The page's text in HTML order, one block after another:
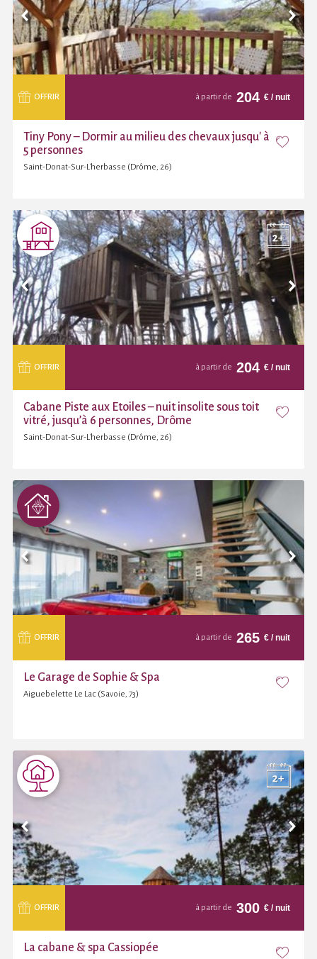
OFFRIR à partir de 204 € / nuit
Tiny Pony – Dormir au milieu des chevaux jusqu' à
5 personnes
Saint-Donat-Sur-L'herbasse (Drôme, 26)
OFFRIR à partir de 204 € / nuit
Cabane Piste aux Étoiles – nuit insolite sous toit
vitré, jusqu’à 6 personnes, Drôme
Saint-Donat-Sur-L'herbasse (Drôme, 26)
OFFRIR à partir de 265 € / nuit
Le Garage de Sophie & Spa
Aiguebelette Le Lac (Savoie, 73)
OFFRIR à partir de 300 € / nuit
La cabane & spa Cassiopée